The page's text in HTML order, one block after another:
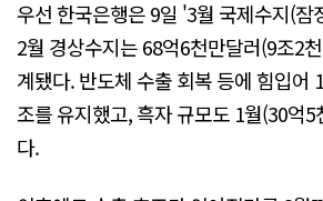
우선 한국은행은 9일 '3월 국제수지(잠
2월 경상수지는 68억6천만달러(9조2
계됐다. 반도체 수출 회복 등에 힘입어
조를 유지했고, 흑자 규모도 1월(30억
다.